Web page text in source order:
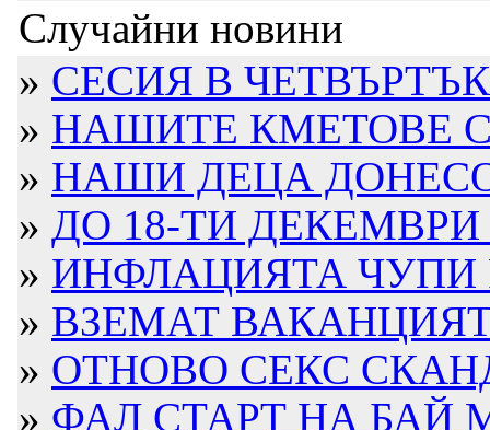
Случайни новини
» СЕСИЯ В ЧЕТВЪРТЪК
» НАШИТЕ КМЕТОВЕ
» НАШИ ДЕЦА
» ДО 18-ТИ
» ИНФЛАЦИЯТА ЧУПИ
» ВЗЕМАТ
» ОТНОВО СЕКС
» ФАЛ СТАРТ НА БАЙ